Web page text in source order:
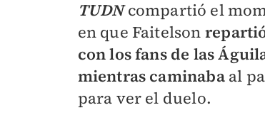
TUDNcompartió el
en que Faitelson
con los fans de las
mientras caminabaal
para ver el duelo.